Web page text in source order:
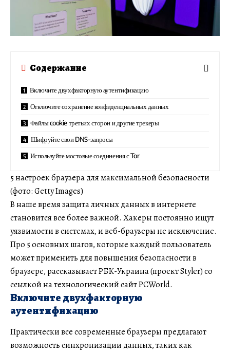
Содержание
Включите двухфакторную аутентификацию
Отключите сохранение конфиденциальных данных
Файлы cookie третьих сторон и другие трекеры
Шифруйте свои DNS-запросы
Используйте мостовые соединения с Tor
5 настроек браузера для максимальной безопасности
(фото: Getty Images)
В наше время защита личных данных в интернете
становится все более важной. Хакеры постоянно ищут
уязвимости в системах, и веб-браузеры не исключение.
Про 5 основных шагов, которые каждый пользователь
может применить для повышения безопасности в
браузере, рассказывает РБК-Украина (проект Styler) со
ссылкой на технологический сайт PCWorld.
Включите двухфакторную
аутентификацию
Практически все современные браузеры предлагают
возможность синхронизации данных, таких как